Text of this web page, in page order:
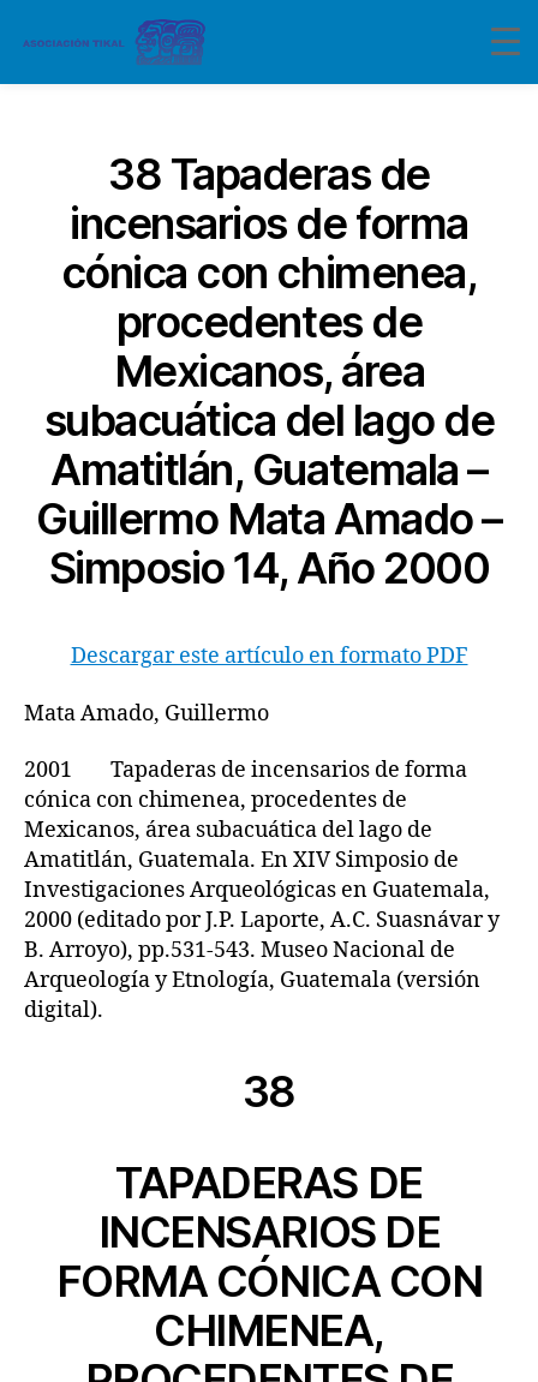
38 Tapaderas de
incensarios de forma
cónica con chimenea,
procedentes de
Mexicanos, área
subacuática del lago de
Amatitlán, Guatemala –
Guillermo Mata Amado –
Simposio 14, Año 2000
Descargar este artículo en formato PDF
Mata Amado, Guillermo
2001 Tapaderas de incensarios de forma
cónica con chimenea, procedentes de
Mexicanos, área subacuática del lago de
Amatitlán, Guatemala. En XIV Simposio de
Investigaciones Arqueológicas en Guatemala,
2000 (editado por J.P. Laporte, A.C. Suasnávar y
B. Arroyo), pp.531-543. Museo Nacional de
Arqueología y Etnología, Guatemala (versión
digital).
38
TAPADERAS DE
INCENSARIOS DE
FORMA CÓNICA CON
CHIMENEA,